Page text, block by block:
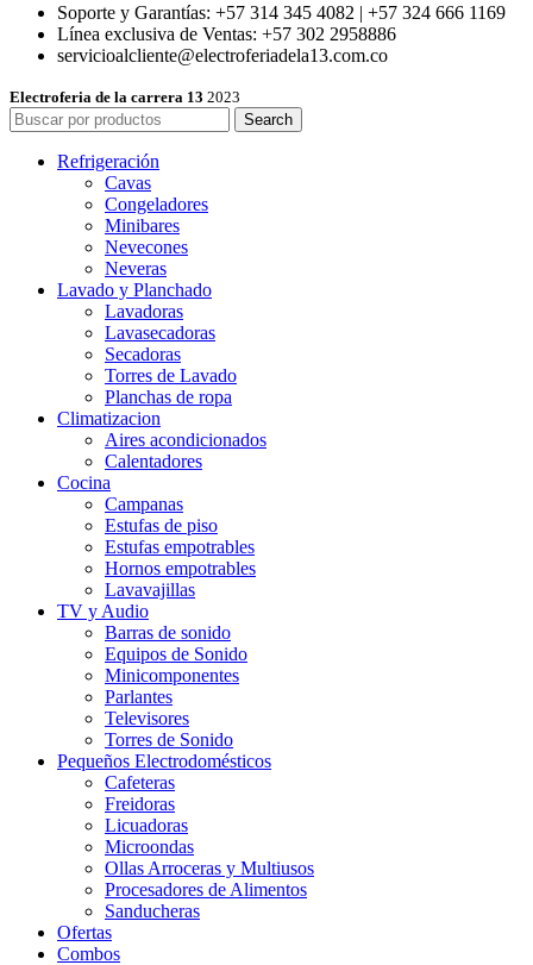
Soporte y Garantías: +57 314 345 4082 | +57 324 666 1169
Línea exclusiva de Ventas: +57 302 2958886
servicioalcliente@electroferiadela13.com.co
Electroferia de la carrera 13 2023
Search
Refrigeración
Cavas
Congeladores
Minibares
Nevecones
Neveras
Lavado y Planchado
Lavadoras
Lavasecadoras
Secadoras
Torres de Lavado
Planchas de ropa
Climatizacion
Aires acondicionados
Calentadores
Cocina
Campanas
Estufas de piso
Estufas empotrables
Hornos empotrables
Lavavajillas
TV y Audio
Barras de sonido
Equipos de Sonido
Minicomponentes
Parlantes
Televisores
Torres de Sonido
Pequeños Electrodomésticos
Cafeteras
Freidoras
Licuadoras
Microondas
Ollas Arroceras y Multiusos
Procesadores de Alimentos
Sanducheras
Ofertas
Combos